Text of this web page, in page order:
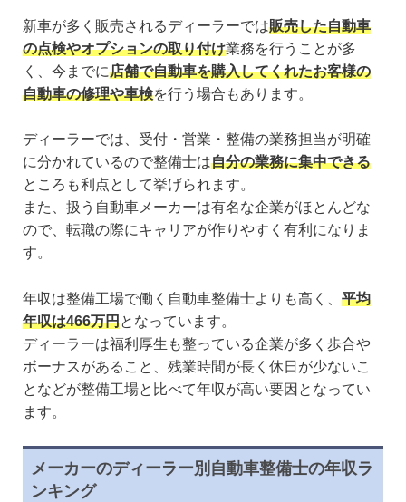
新車が多く販売されるディーラーでは販売した自動車
の点検やオプションの取り付け業務を行うことが多
く、今までに店舗で自動車を購入してくれたお客様の
自動車の修理や車検を行う場合もあります。
ディーラーでは、受付・営業・整備の業務担当が明確
に分かれているので整備士は自分の業務に集中できる
ところも利点として挙げられます。
また、扱う自動車メーカーは有名な企業がほとんどな
ので、転職の際にキャリアが作りやすく有利になりま
す。
年収は整備工場で働く自動車整備士よりも高く、 平均
年収は466万円となっています。
ディーラーは福利厚生も整っている企業が多く歩合や
ボーナスがあること、残業時間が長く休日が少ないこ
となどが整備工場と比べて年収が高い要因となってい
ます。
メーカーのディーラー別自動車整備士の年収ラ
ンキング